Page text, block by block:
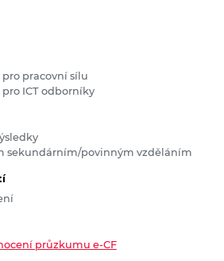
pracovní sílu
ICT odborníky
sekundárním/povinným vzděláním
průzkumu e-CF